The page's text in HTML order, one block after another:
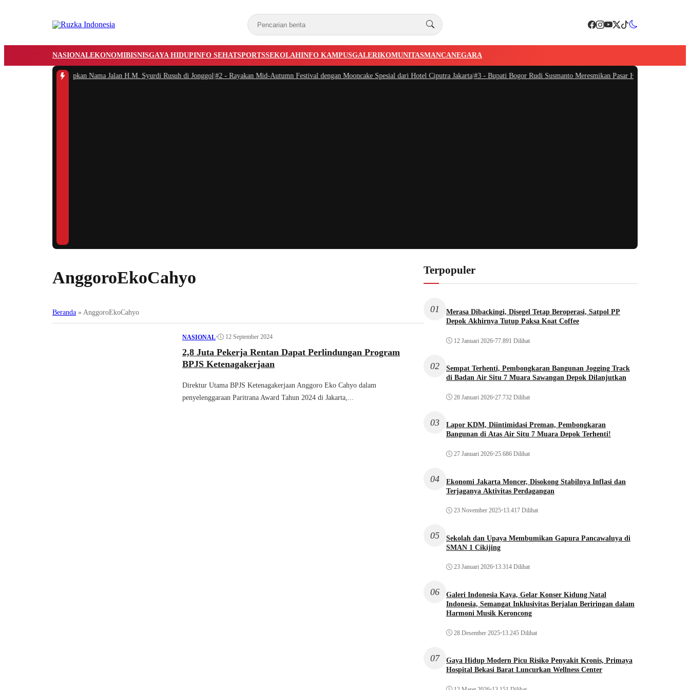
NASIONALEKONOMIBISNISGAYA HIDUPINFO SEHATSPORTSSEKOLAHINFO KAMPUSGALERIKOMUNITASMANCANEGARA
Resmi Menetapkan Nama Jalan H.M. Syurdi Rusuh di Jonggol|#2 -Rayakan Mid-Autumn Festival dengan Mooncake Spesial dari Hotel Ciputra Jakarta|#3 -Bupati Bogor Rudi Susmanto Meresmikan Pasar Hewan Jonggol, Jadi
AnggoroEkoCahyo
Beranda » AnggoroEkoCahyo
NASIONAL• 12 September 2024
2,8 Juta Pekerja Rentan Dapat Perlindungan Program
BPJS Ketenagakerjaan
Direktur Utama BPJS Ketenagakerjaan Anggoro Eko Cahyo dalam
penyelenggaraan Paritrana Award Tahun 2024 di Jakarta,...
Terpopuler
01
Merasa Dibackingi, Disegel Tetap Beroperasi, Satpol PP
Depok Akhirnya Tutup Paksa Koat Coffee
12 Januari 2026•77.891 Dilihat
02
Sempat Terhenti, Pembongkaran Bangunan Jogging Track
di Badan Air Situ 7 Muara Sawangan Depok Dilanjutkan
28 Januari 2026•27.732 Dilihat
03
Lapor KDM, Diintimidasi Preman, Pembongkaran
Bangunan di Atas Air Situ 7 Muara Depok Terhenti!
27 Januari 2026•25.686 Dilihat
04
Ekonomi Jakarta Moncer, Disokong Stabilnya Inflasi dan
Terjaganya Aktivitas Perdagangan
23 November 2025•13.417 Dilihat
05
Sekolah dan Upaya Membumikan Gapura Pancawaluya di
SMAN 1 Cikijing
23 Januari 2026•13.314 Dilihat
06
Galeri Indonesia Kaya, Gelar Konser Kidung Natal
Indonesia, Semangat Inklusivitas Berjalan Beriringan dalam
Harmoni Musik Keroncong
28 Desember 2025•13.245 Dilihat
07
Gaya Hidup Modern Picu Risiko Penyakit Kronis, Primaya
Hospital Bekasi Barat Luncurkan Wellness Center